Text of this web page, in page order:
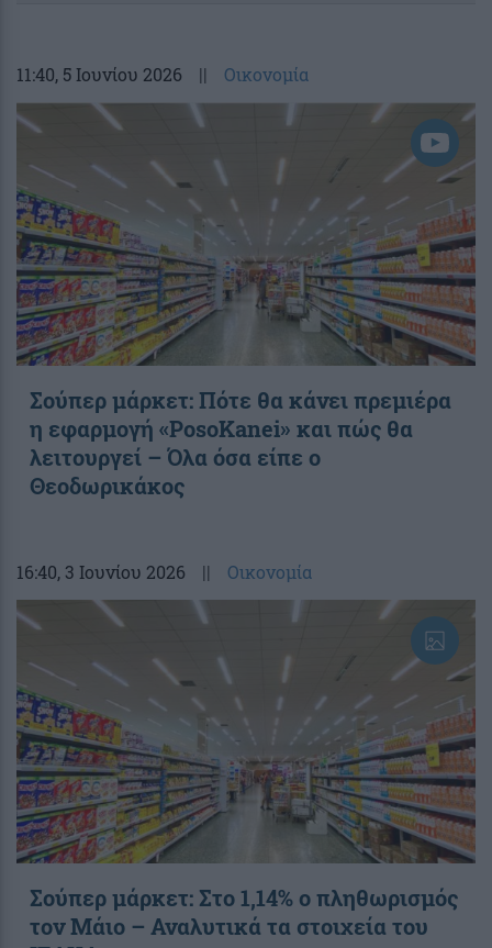
11:40, 5 Ιουνίου 2026 || Οικονομία
Σούπερ μάρκετ: Πότε θα κάνει πρεμιέρα
η εφαρμογή «PosoKanei» και πώς θα
λειτουργεί – Όλα όσα είπε ο
Θεοδωρικάκος
16:40, 3 Ιουνίου 2026 || Οικονομία
Σούπερ μάρκετ: Στο 1,14% ο πληθωρισμός
τον Μάιο – Αναλυτικά τα στοιχεία του